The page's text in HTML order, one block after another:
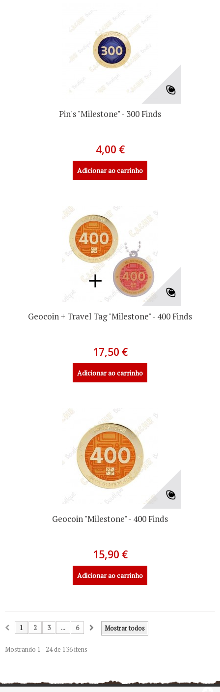
Pin's "Milestone" - 300 Finds
4,00 €
Adicionar ao carrinho
Geocoin + Travel Tag "Milestone" - 400 Finds
17,50 €
Adicionar ao carrinho
Geocoin "Milestone" - 400 Finds
15,90 €
Adicionar ao carrinho
Mostrar todos
1 2 3 ... 6
Mostrando 1 - 24 de 136 itens